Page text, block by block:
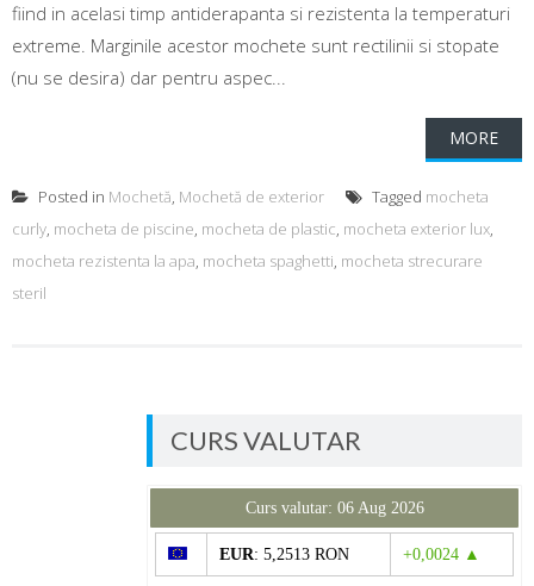
fiind in acelasi timp antiderapanta si rezistenta la temperaturi
extreme. Marginile acestor mochete sunt rectilinii si stopate
(nu se desira) dar pentru aspec...
MORE
Posted in Mochetă, Mochetă de exterior Tagged mocheta
curly, mocheta de piscine, mocheta de plastic, mocheta exterior lux,
mocheta rezistenta la apa, mocheta spaghetti, mocheta strecurare
steril
CURS VALUTAR
Curs valutar: 06 Aug 2026
EUR: 5,2513 RON +0,0024 ▲